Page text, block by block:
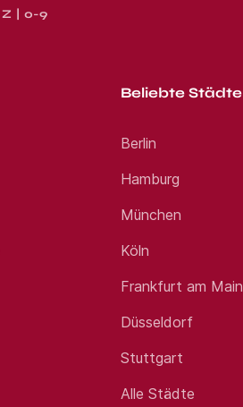
Z 0-9
Beliebte Städte
Berlin
Hamburg
München
Köln
Frankfurt am Main
Düsseldorf
Stuttgart
Alle Städte